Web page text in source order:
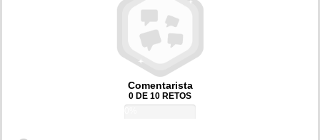
Comentarista
0 DE 10 RETOS